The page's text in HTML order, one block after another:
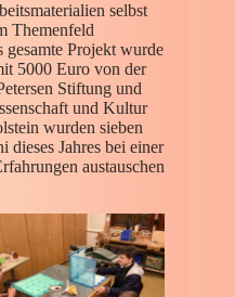
selbst
Themenfeld
Projekt wurde
5000 Euro von der
Stiftung und
und Kultur
wurden sieben
dieses Jahres bei einer
austauschen